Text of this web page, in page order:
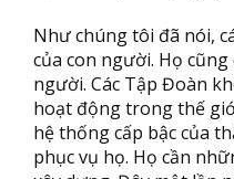
Như chúng tôi đã nói,
của con người. Họ
người. Các Tập Đoàn
hoạt động trong thế
hệ thống cấp bậc của
phục vụ họ. Họ cần